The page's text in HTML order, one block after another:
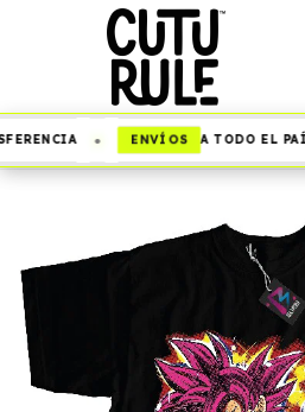
ENVÍOS A TODO EL PAÍS